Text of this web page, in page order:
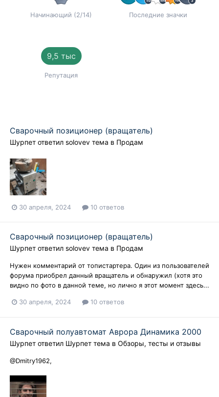
Начинающий (2/14) Последние значки
9,5 тыс
Репутация
Сварочный позиционер (вращатель)
Шурпет ответил solovev тема в Продам
30 апреля, 2024 10 ответов
Сварочный позиционер (вращатель)
Шурпет ответил solovev тема в Продам
Нужен комментарий от топистартера. Один из пользователей
форума приобрел данный вращатель и обнаружил (хотя это
видно по фото в данной теме, но лично я этот момент здесь...
30 апреля, 2024 10 ответов
Сварочный полуавтомат Аврора Динамика 2000
Шурпет ответил Шурпет тема в Обзоры, тесты и отзывы
@Dmitry1962,